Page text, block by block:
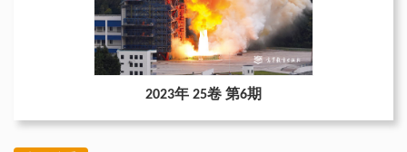
2023年 25卷 第6期